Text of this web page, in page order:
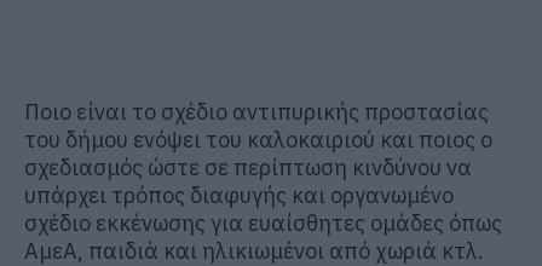
Ποιο είναι το σχέδιο αντιπυρικής προστασίας
του δήμου ενόψει του καλοκαιριού και ποιος ο
σχεδιασμός ώστε σε περίπτωση κινδύνου να
υπάρχει τρόπος διαφυγής και οργανωμένο
σχέδιο εκκένωσης για ευαίσθητες ομάδες όπως
ΑμεΑ, παιδιά και ηλικιωμένοι από χωριά κτλ.